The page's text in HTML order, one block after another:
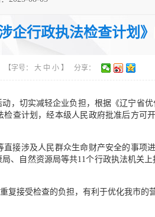
企行政执法检查计划
【字号： 大 中 小】 分享：
，切实减轻企业负担，根据《辽宁省
查计划，经本级人民政府批准后方可
接涉及人民群众生命财产安全的事项
、自然资源局等共11个行政执法机关
接受检查的负担，有利于优化我市的